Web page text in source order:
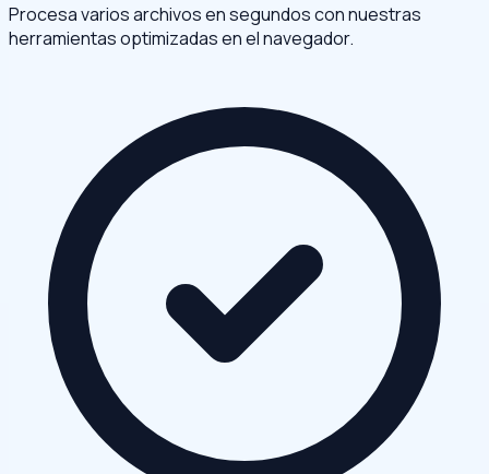
Procesa varios archivos en segundos con nuestras
herramientas optimizadas en el navegador.